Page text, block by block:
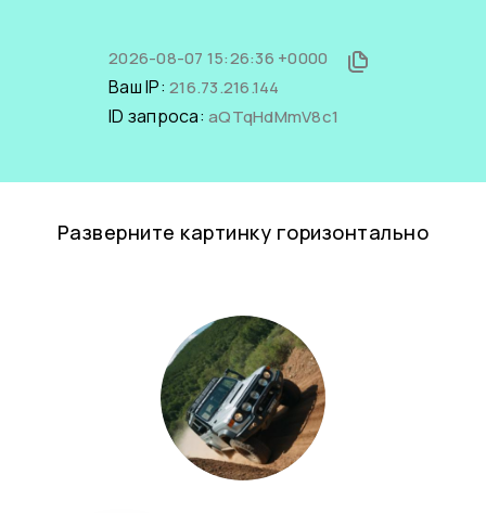
2026-08-07 15:26:36 +0000
Ваш IP: 216.73.216.144
ID запроса: aQTqHdMmV8c1
Разверните картинку горизонтально